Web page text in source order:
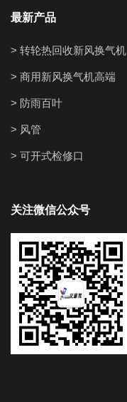
最新产品
> 转轮热回收新风换气机
> 商用新风换气机高端
> 防雨百叶
> 风管
> 可开式检修口
关注微信公众号